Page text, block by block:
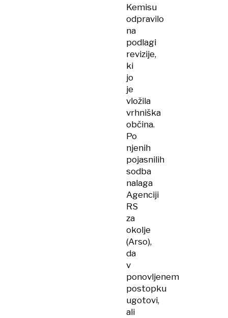
Kemisu
odpravilo
na
podlagi
revizije,
ki
jo
je
vložila
vrhniška
občina.
Po
njenih
pojasnilih
sodba
nalaga
Agenciji
RS
za
okolje
(Arso),
da
v
ponovljenem
postopku
ugotovi,
ali